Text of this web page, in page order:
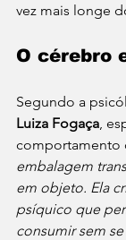
vez mais longe
O cérebro
Segundo a
Luiza Fogaça ,
comportamento
embalagem
em objeto. Ela
psíquico que
consumir sem